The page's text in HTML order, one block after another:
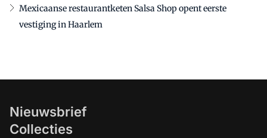
Mexicaanse restaurantketen Salsa Shop opent eerste
vestiging in Haarlem
Nieuwsbrief
Collecties